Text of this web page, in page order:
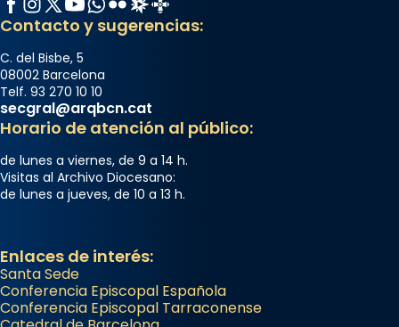
Contacto y sugerencias:
C. del Bisbe, 5
08002 Barcelona
Telf. 93 270 10 10
secgral@arqbcn.cat
Horario de atención al público:
de lunes a viernes, de 9 a 14 h.
Visitas al Archivo Diocesano:
de lunes a jueves, de 10 a 13 h.
Enlaces de interés:
Santa Sede
Conferencia Episcopal Española
Conferencia Episcopal Tarraconense